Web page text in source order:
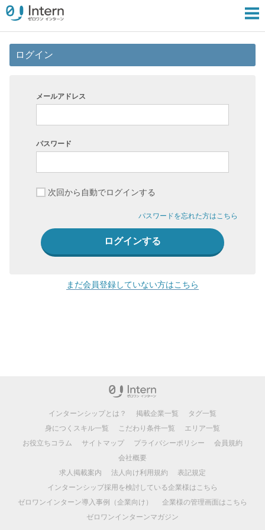
ログイン
メールアドレス
パスワード
次回から自動でログインする
パスワードを忘れた方はこちら
まだ会員登録していない方はこちら
インターンシップとは？ 掲載企業一覧
タグ一覧
身につくスキル一覧
こだわり条件一覧
エリア一覧
お役立ちコラム
サイトマップ プライバシーポリシー
会員規約
会社概要
求人掲載案内
法人向け利用規約
表記規定
インターンシップ採用を検討している企業様はこちら
ゼロワンインターン導入事例（企業向け）
企業様の管理画面はこちら
ゼロワンインターンマガジン